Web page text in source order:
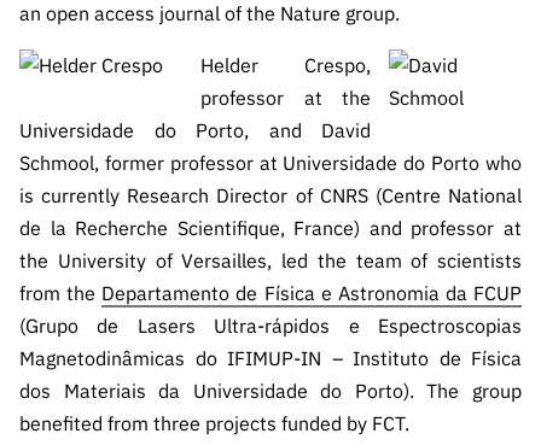
Apoios
PRR –
Digital” e
Capacitaç
ão”
an open access journal of the Nature group.
Helder Crespo,
professor at the
Universidade do Porto, and David
Schmool, former professor at Universidade do Porto who
is currently Research Director of CNRS (Centre National
de la Recherche Scientifique, France) and professor at
the University of Versailles, led the team of scientists
from the Departamento de Física e Astronomia da FCUP
(Grupo de Lasers Ultra-rápidos e Espectroscopias
Magnetodinâmicas do IFIMUP-IN – Instituto de Física
dos Materiais da Universidade do Porto). The group
benefited from three projects funded by FCT.